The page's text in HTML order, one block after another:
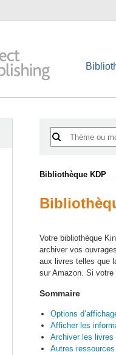
Bibliothèque KDP
Votre bibliothèque
archiver vos
aux livres telles que
sur Amazon. Si votre
Sommaire
Options
Afficher les
Archiver les livres
Autres